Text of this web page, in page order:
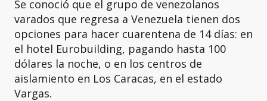
Se conoció que el grupo de venezolanos
varados que regresa a Venezuela tienen dos
opciones para hacer cuarentena de 14 días: en
el hotel Eurobuilding, pagando hasta 100
dólares la noche, o en los centros de
aislamiento en Los Caracas, en el estado
Vargas.